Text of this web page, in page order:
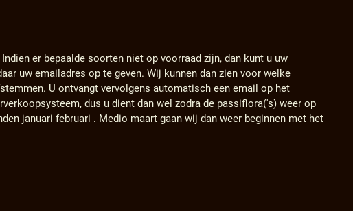
er bepaalde soorten niet op voorraad zijn, dan kunt u uw
uw emailadres op te geven. Wij kunnen dan zien voor welke
U ontvangt vervolgens automatisch een email op het
dus u dient dan wel zodra de passiflora('s) weer op
januari februari . Medio maart gaan wij dan weer beginnen met het